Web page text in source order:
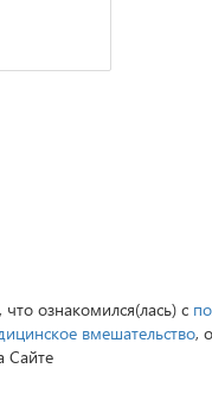
ознакомился(лась) с
вмешательство,
Сайте